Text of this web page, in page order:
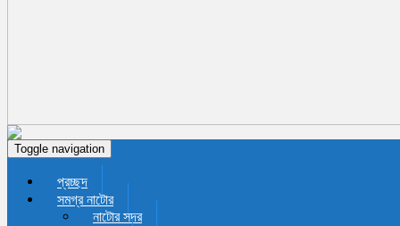
Toggle navigation
প্রচ্ছদ
সমগ্র নাটোর
নাটোর সদর